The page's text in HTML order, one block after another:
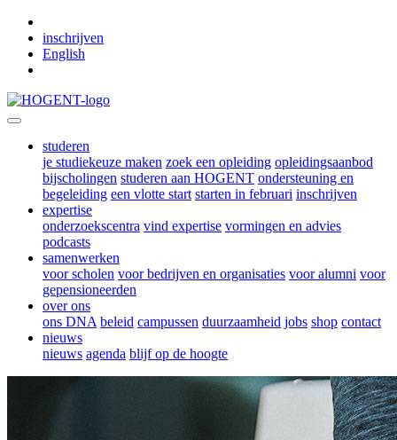
inschrijven
English
studeren
je studiekeuze maken zoek een opleiding opleidingsaanbod
bijscholingen studeren aan HOGENT ondersteuning en
begeleiding een vlotte start starten in februari inschrijven
expertise
onderzoekscentra vind expertise vormingen en advies
podcasts
samenwerken
voor scholen voor bedrijven en organisaties voor alumni voor
gepensioneerden
over ons
ons DNA beleid campussen duurzaamheid jobs shop contact
nieuws
nieuws agenda blijf op de hoogte